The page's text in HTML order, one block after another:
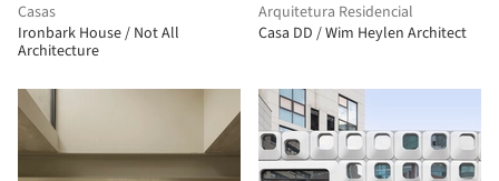
Casas
Ironbark House / Not All
Architecture
Arquitetura Residencial
Casa DD / Wim Heylen Architect